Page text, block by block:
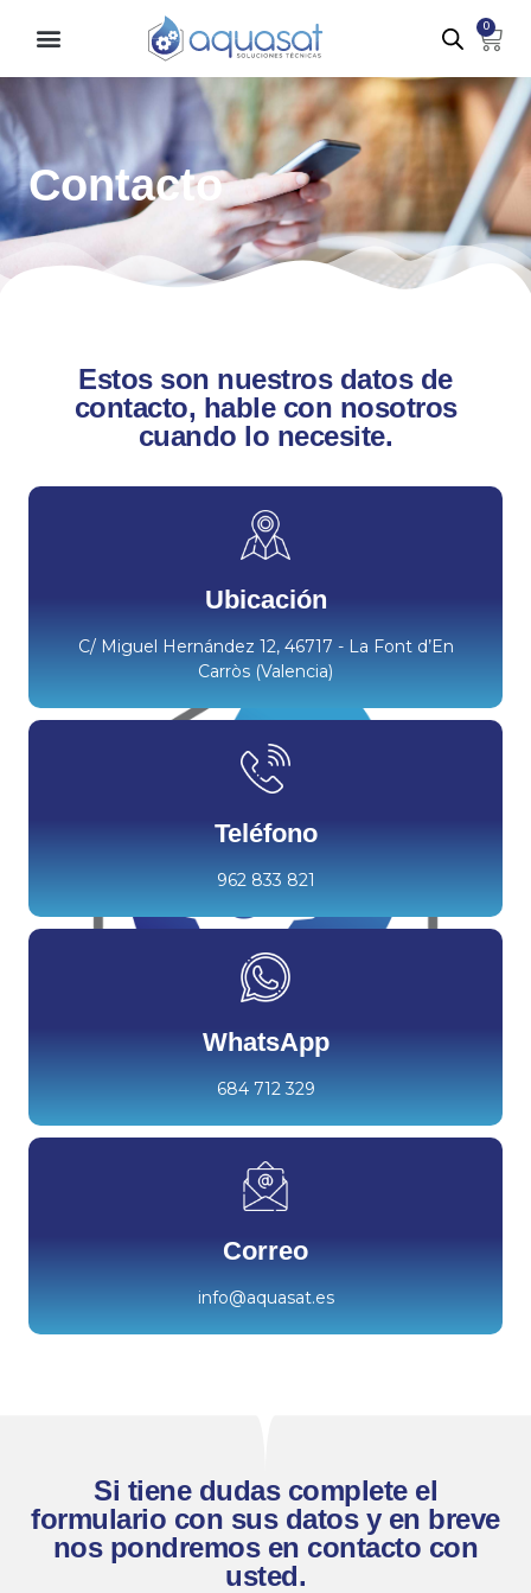
0
Contacto
Estos son nuestros datos de
contacto, hable con nosotros
cuando lo necesite.
Ubicación
C/ Miguel Hernández 12, 46717 - La Font d’En
Carròs (Valencia)
Teléfono
962 833 821
WhatsApp
684 712 329
Correo
info@aquasat.es
Si tiene dudas complete el
formulario con sus datos y en breve
nos pondremos en contacto con
usted.